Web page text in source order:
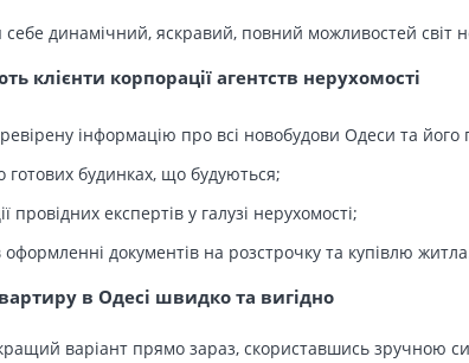
себе динамічний, яскравий, повний можливостей світ
клієнти корпорації агентств нерухомості
інформацію про всі новобудови Одеси та його
готових будинках, що будуються;
провідних експертів у галузі нерухомості;
документів на розстрочку та купівлю
в Одесі швидко та вигідно
варіант прямо зараз, скориставшись зручною